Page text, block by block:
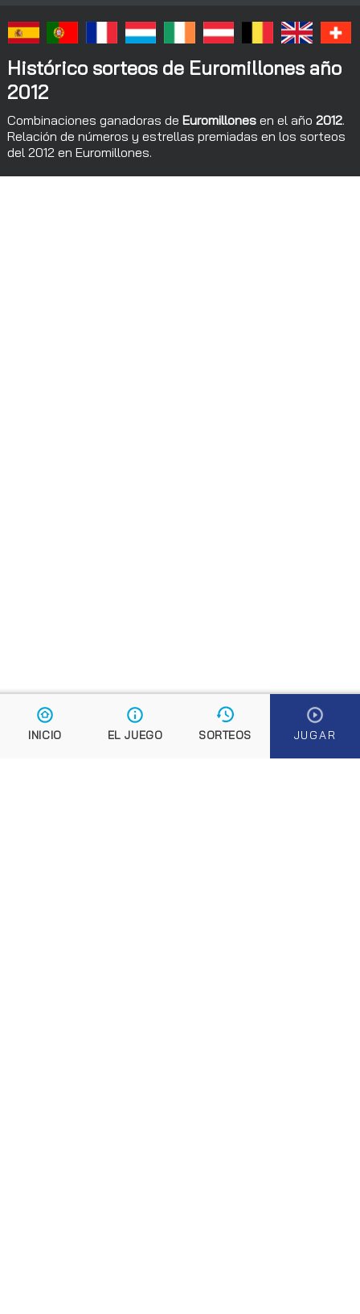
Histórico sorteos de Euromillones año
2012
Combinaciones ganadoras de Euromillonesen el año 2012.
Relación de números y estrellas premiadas en los sorteos
del 2012 en Euromillones.